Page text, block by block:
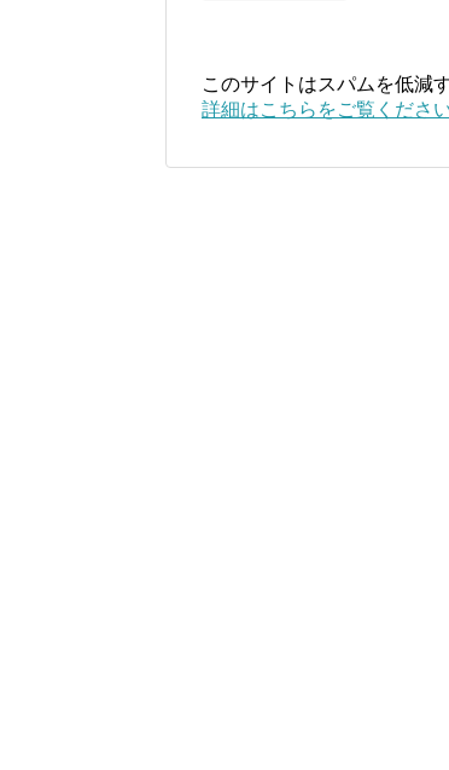
このサイトはスパムを低減
詳細はこちらをご覧くださ